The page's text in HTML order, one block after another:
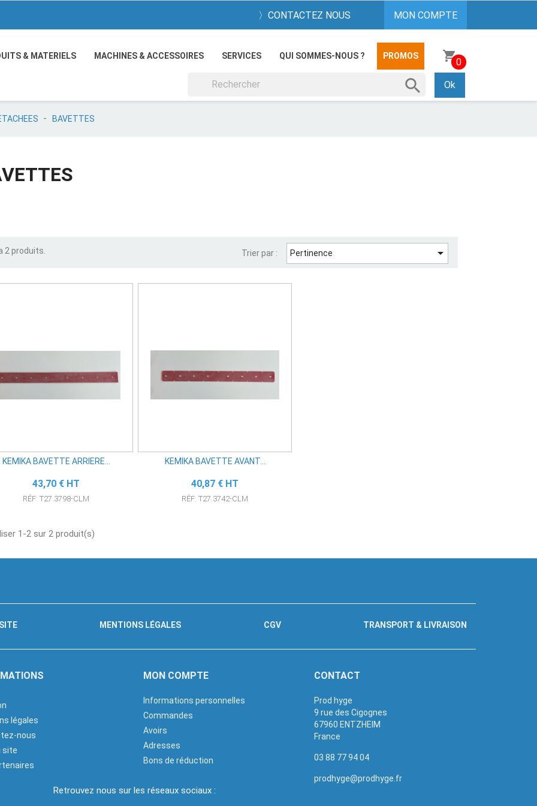
〉CONTACTEZ NOUS MON COMPTE
& MATERIELS MACHINES & ACCESSOIRES SERVICES QUI SOMMES-NOUS ? PROMOS shopping_cart0
 Ok
BAVETTES
a 2 produits. Trier par : Pertinence 
KEMIKA BAVETTE ARRIERE...
Prix
43,70 € HT
RÉF: T27.3798-CLM
KEMIKA BAVETTE AVANT...
Prix
40,87 € HT
RÉF: T27.3742-CLM
1-2 sur 2 produit(s)
MENTIONS LÉGALES CGV TRANSPORT & LIVRAISON
légales
nous
site
MON COMPTE
Informations personnelles
Commandes
Avoirs
Adresses
Bons de réduction
CONTACT
Prod hyge
9 rue des Cigognes
67960 ENTZHEIM
France
03 88 77 94 04
prodhyge@prodhyge.fr
Retrouvez nous sur les réseaux sociaux :